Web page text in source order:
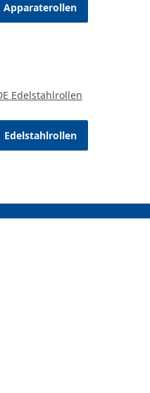
Apparaterollen
Edelstahlrollen